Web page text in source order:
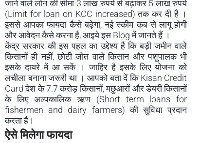
जाने वाले लोन की सीमा 3 लाख रुपये से बढ़ाकर 5 लाख रुपये
(Limit for loan on KCC increased) तक कर दी है ।
इससे आपका फायदा कैसे बढ़ेगा, नई स्कीम कब से लागू होगी
और आवेदन कैसे करना है, आइये इस Blog में जानते हैं ।
केंद्र सरकार की इस पहल का उद्देश्य है कि बड़ी जमीन वाले
किसानों ही नहीं, छोटी जोत वाले किसान और पशुपालक भी
इसके दायरे में आ सकें । जाहिर है इसके लिए योजना को
लचीला बनाना जरूरी था । आपको बता दें कि Kisan Credit
Card देश के 7.7 करोड़ किसानों, मछुआरों और डेयरी किसानों
के लिए अल्पकालिक ऋण (Short term loans for
fishermen and dairy farmers) की सुविधा प्रदान
करता है।
ऐसे मिलेगा फायदा